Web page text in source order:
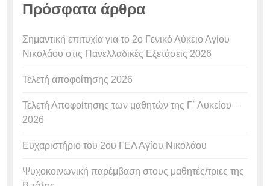
Πρόσφατα άρθρα
Σημαντική επιτυχία για το 2ο Γενικό Λύκειο Αγίου
Νικολάου στις Πανελλαδικές Εξετάσεις 2026
Τελετή αποφοίτησης 2026
Τελετή Αποφοίτησης των μαθητών της Γ΄ Λυκείου –
2026
Ευχαριστήριο του 2ου ΓΕΛ Αγίου Νικολάου
Ψυχοκοινωνική παρέμβαση στους μαθητές/τριες της